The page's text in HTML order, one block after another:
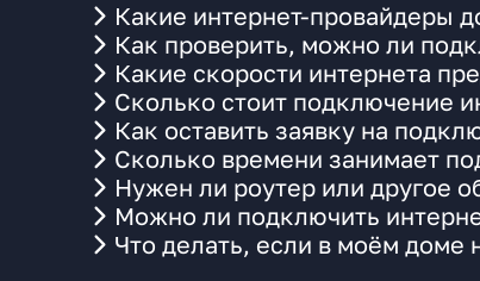
Какие интернет-провайдеры
Как проверить, можно ли
Какие скорости интернета
Сколько стоит подключение
Как оставить заявку на
Сколько времени занимает
Нужен ли роутер или другое
Можно ли подключить
Что делать, если в моём доме